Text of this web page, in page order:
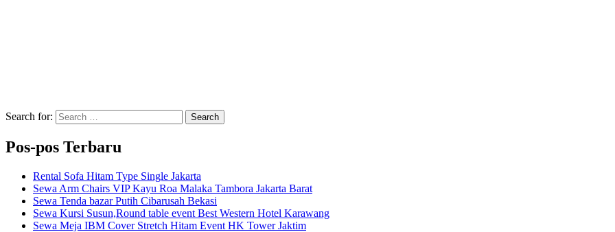
Search for: Search
Pos-pos Terbaru
Rental Sofa Hitam Type Single Jakarta
Sewa Arm Chairs VIP Kayu Roa Malaka Tambora Jakarta Barat
Sewa Tenda bazar Putih Cibarusah Bekasi
Sewa Kursi Susun,Round table event Best Western Hotel Karawang
Sewa Meja IBM Cover Stretch Hitam Event HK Tower Jaktim